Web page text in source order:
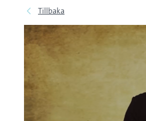
Tillbaka